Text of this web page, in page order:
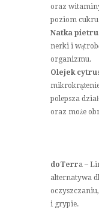
oraz
poziom
Natka
nerki i
organizmu.
Olejek
polepsza
oraz może
doTerra –
alternatywa
i grypie.